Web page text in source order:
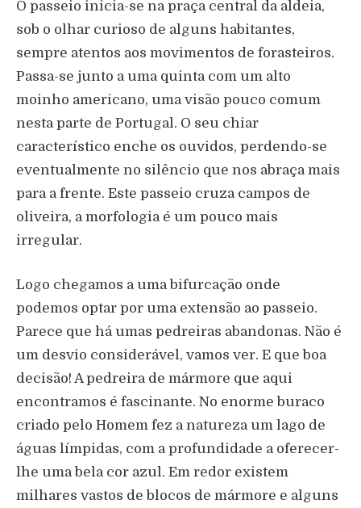
O passeio inicia-se na praça central da aldeia,
sob o olhar curioso de alguns habitantes,
sempre atentos aos movimentos de forasteiros.
Passa-se junto a uma quinta com um alto
moinho americano, uma visão pouco comum
nesta parte de Portugal. O seu chiar
característico enche os ouvidos, perdendo-se
eventualmente no silêncio que nos abraça mais
para a frente. Este passeio cruza campos de
oliveira, a morfologia é um pouco mais
irregular.
Logo chegamos a uma bifurcação onde
podemos optar por uma extensão ao passeio.
Parece que há umas pedreiras abandonas. Não é
um desvio considerável, vamos ver. E que boa
decisão! A pedreira de mármore que aqui
encontramos é fascinante. No enorme buraco
criado pelo Homem fez a natureza um lago de
águas límpidas, com a profundidade a oferecer-
lhe uma bela cor azul. Em redor existem
milhares vastos de blocos de mármore e alguns